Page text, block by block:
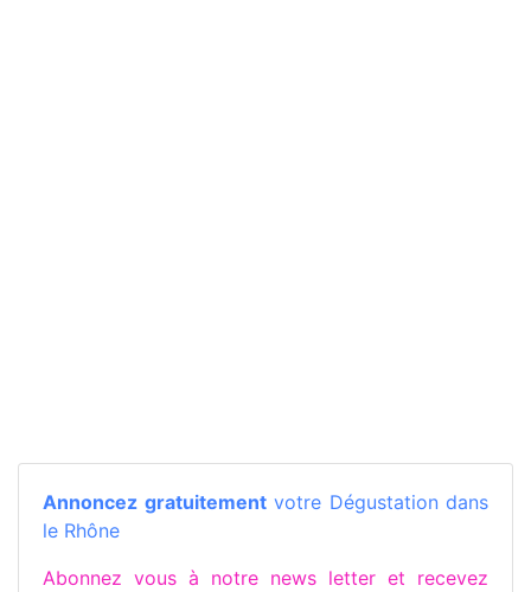
Annoncez gratuitementvotre Dégustation dans
le Rhône
Abonnez vous à notre news letter et recevez